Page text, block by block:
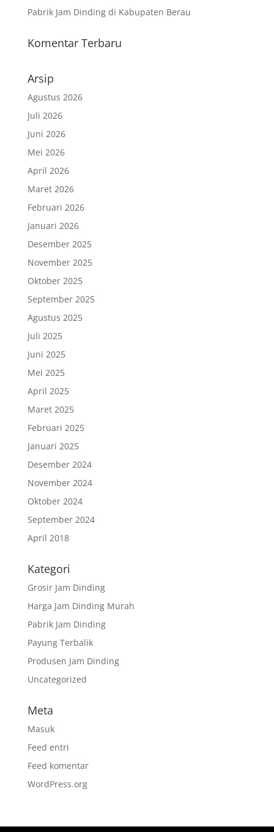
Pabrik Jam Dinding di Kabupaten Berau
Komentar Terbaru
Arsip
Agustus 2026
Juli 2026
Juni 2026
Mei 2026
April 2026
Maret 2026
Februari 2026
Januari 2026
Desember 2025
November 2025
Oktober 2025
September 2025
Agustus 2025
Juli 2025
Juni 2025
Mei 2025
April 2025
Maret 2025
Februari 2025
Januari 2025
Desember 2024
November 2024
Oktober 2024
September 2024
April 2018
Kategori
Grosir Jam Dinding
Harga Jam Dinding Murah
Pabrik Jam Dinding
Payung Terbalik
Produsen Jam Dinding
Uncategorized
Meta
Masuk
Feed entri
Feed komentar
WordPress.org